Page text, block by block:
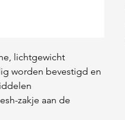
lichtgewicht
worden bevestigd en
zakje aan de